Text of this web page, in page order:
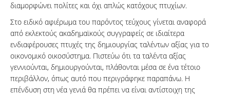
διαμορφώνει πολίτες και όχι απλώς κατόχους πτυχίων.
Στο ειδικό αφιέρωμα του παρόντος τεύχους γίνεται αναφορά
από εκλεκτούς ακαδημαϊκούς συγγραφείς σε ιδιαίτερα
ενδιαφέρουσες πτυχές της δημιουργίας ταλέντων αξίας για το
οικονομικό οικοσύστημα. Πιστεύω ότι τα ταλέντα αξίας
γεννιούνται, δημιουργούνται, πλάθονται μέσα σε ένα τέτοιο
περιβάλλον, όπως αυτό που περιγράφηκε παραπάνω. Η
επένδυση στη νέα γενιά θα πρέπει να είναι αντίστοιχη της